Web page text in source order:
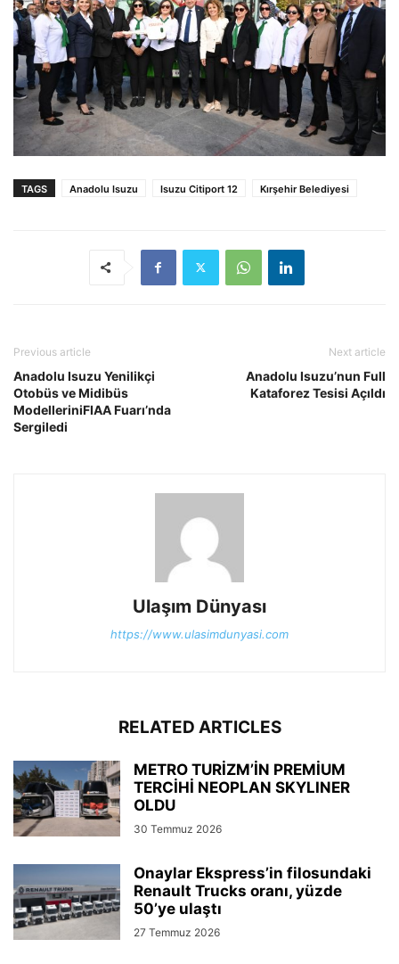
TAGS Anadolu Isuzu Isuzu Citiport 12 Kırşehir Belediyesi
Previous article
Anadolu Isuzu Yenilikçi
Otobüs ve Midibüs
ModelleriniFIAA Fuarı’nda
Sergiledi
Next article
Anadolu Isuzu’nun Full
Kataforez Tesisi Açıldı
Ulaşım Dünyası
https://www.ulasimdunyasi.com
RELATED ARTICLES
METRO TURİZM’İN PREMİUM
TERCİHİ NEOPLAN SKYLINER
OLDU
30 Temmuz 2026
Onaylar Ekspress’in filosundaki
Renault Trucks oranı, yüzde
50’ye ulaştı
27 Temmuz 2026